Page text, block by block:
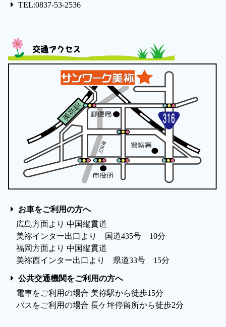
TEL:0837-53-2536
交通アクセス
お車をご利用の方へ
広島方面より 中国縦貫道
美祢インター出口より 国道435号 10分
福岡方面より 中国縦貫道
美祢西インター出口より 県道33号 15分
公共交通機関をご利用の方へ
電車をご利用の場合 美祢駅から徒歩15分
バスをご利用の場合 長ケ坪停留所から徒歩2分